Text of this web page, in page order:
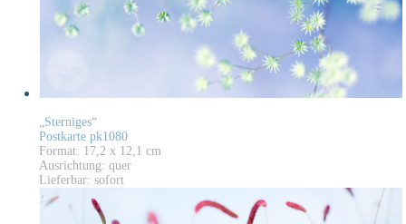
„Sterniges“
Postkarte pk1080
Format: 17,2 x 12,1 cm
Ausrichtung: quer
Lieferbar: sofort